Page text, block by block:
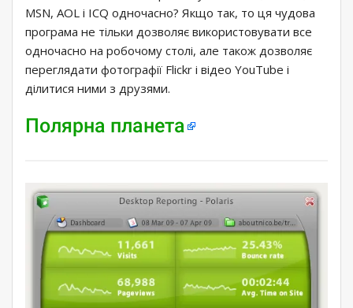
MSN, AOL і ICQ одночасно? Якщо так, то ця чудова
програма не тільки дозволяє використовувати все
одночасно на робочому столі, але також дозволяє
переглядати фотографії Flickr і відео YouTube і
ділитися ними з друзями.
Полярна планета